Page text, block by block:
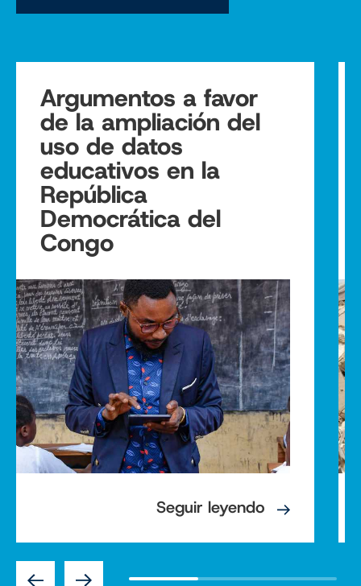
Previous
Argumentos a favor
de la ampliación del
uso de datos
educativos en la
República
Democrática del
Congo
Seguir leyendo
Next